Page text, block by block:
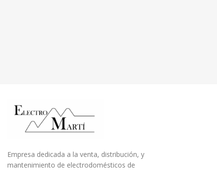
Empresa dedicada a la venta, distribución, y
mantenimiento de electrodomésticos de